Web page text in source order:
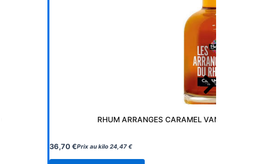
RHUM ARRANGES CARAMEL VANILLE 28%
36,70€Prix au kilo 24,47 €